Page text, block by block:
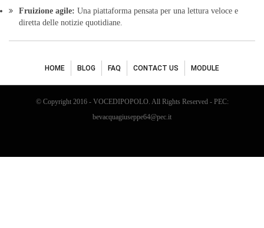
Fruizione agile: Una piattaforma pensata per una lettura veloce e
diretta delle notizie quotidiane.
HOME BLOG FAQ CONTACT US MODULE
© Copyright 2016 - VOCEDIPOPOLO. All Rights Reserved - PEC:
bevacquagiuseppe64@pec.it